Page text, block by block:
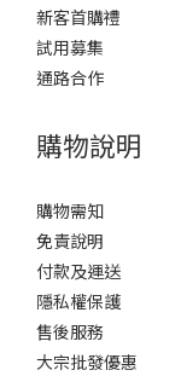
新客首購禮
試用募集
通路合作
購物說明
購物需知
免責說明
付款及運送
隱私權保護
售後服務
大宗批發優惠